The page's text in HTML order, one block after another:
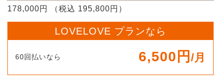
178,000円 （税込 195,800円）
LOVELOVE プランなら
60回払いなら 6,500円 /月